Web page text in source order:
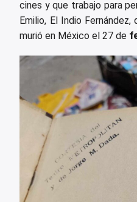
cines y que trabajo para
Emilio, El Indio Fernández,
murió en México el 27 de